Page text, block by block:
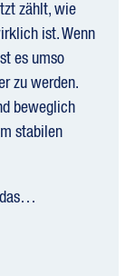
zählt, wie
ist. Wenn
es umso
zu werden.
beweglich
stabilen
das…